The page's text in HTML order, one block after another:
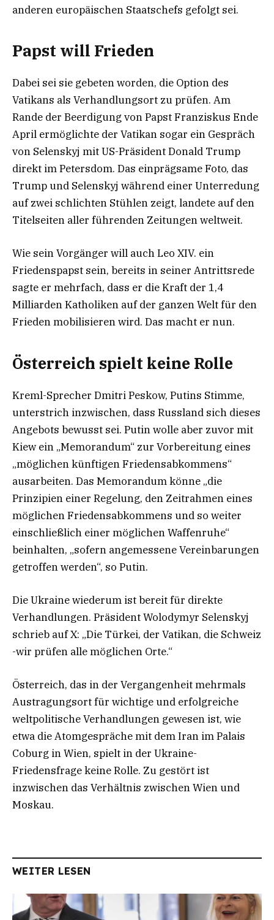
anderen europäischen Staatschefs gefolgt sei.
Papst will Frieden
Dabei sei sie gebeten worden, die Option des
Vatikans als Verhandlungsort zu prüfen. Am
Rande der Beerdigung von Papst Franziskus Ende
April ermöglichte der Vatikan sogar ein Gespräch
von Selenskyj mit US-Präsident Donald Trump
direkt im Petersdom. Das einprägsame Foto, das
Trump und Selenskyj während einer Unterredung
auf zwei schlichten Stühlen zeigt, landete auf den
Titelseiten aller führenden Zeitungen weltweit.
Wie sein Vorgänger will auch Leo XIV. ein
Friedenspapst sein, bereits in seiner Antrittsrede
sagte er mehrfach, dass er die Kraft der 1,4
Milliarden Katholiken auf der ganzen Welt für den
Frieden mobilisieren wird. Das macht er nun.
Österreich spielt keine Rolle
Kreml-Sprecher Dmitri Peskow, Putins Stimme,
unterstrich inzwischen, dass Russland sich dieses
Angebots bewusst sei. Putin wolle aber zuvor mit
Kiew ein „Memorandum“ zur Vorbereitung eines
„möglichen künftigen Friedensabkommens“
ausarbeiten. Das Memorandum könne „die
Prinzipien einer Regelung, den Zeitrahmen eines
möglichen Friedensabkommens und so weiter
einschließlich einer möglichen Waffenruhe“
beinhalten, „sofern angemessene Vereinbarungen
getroffen werden“, so Putin.
Die Ukraine wiederum ist bereit für direkte
Verhandlungen. Präsident Wolodymyr Selenskyj
schrieb auf X: „Die Türkei, der Vatikan, die Schweiz
-wir prüfen alle möglichen Orte.“
Österreich, das in der Vergangenheit mehrmals
Austragungsort für wichtige und erfolgreiche
weltpolitische Verhandlungen gewesen ist, wie
etwa die Atomgespräche mit dem Iran im Palais
Coburg in Wien, spielt in der Ukraine-
Friedensfrage keine Rolle. Zu gestört ist
inzwischen das Verhältnis zwischen Wien und
Moskau.
WEITER LESEN